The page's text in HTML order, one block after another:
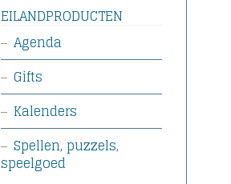
EILANDPRODUCTEN
Agenda
Gifts
Kalenders
Spellen, puzzels,
speelgoed